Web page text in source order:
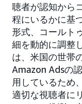
聴者が認知から
程にいるかに基
形式、コールト
細を動的に調整
は、米国の世帯
Amazon Adsの
用しているため
適切な視聴者に